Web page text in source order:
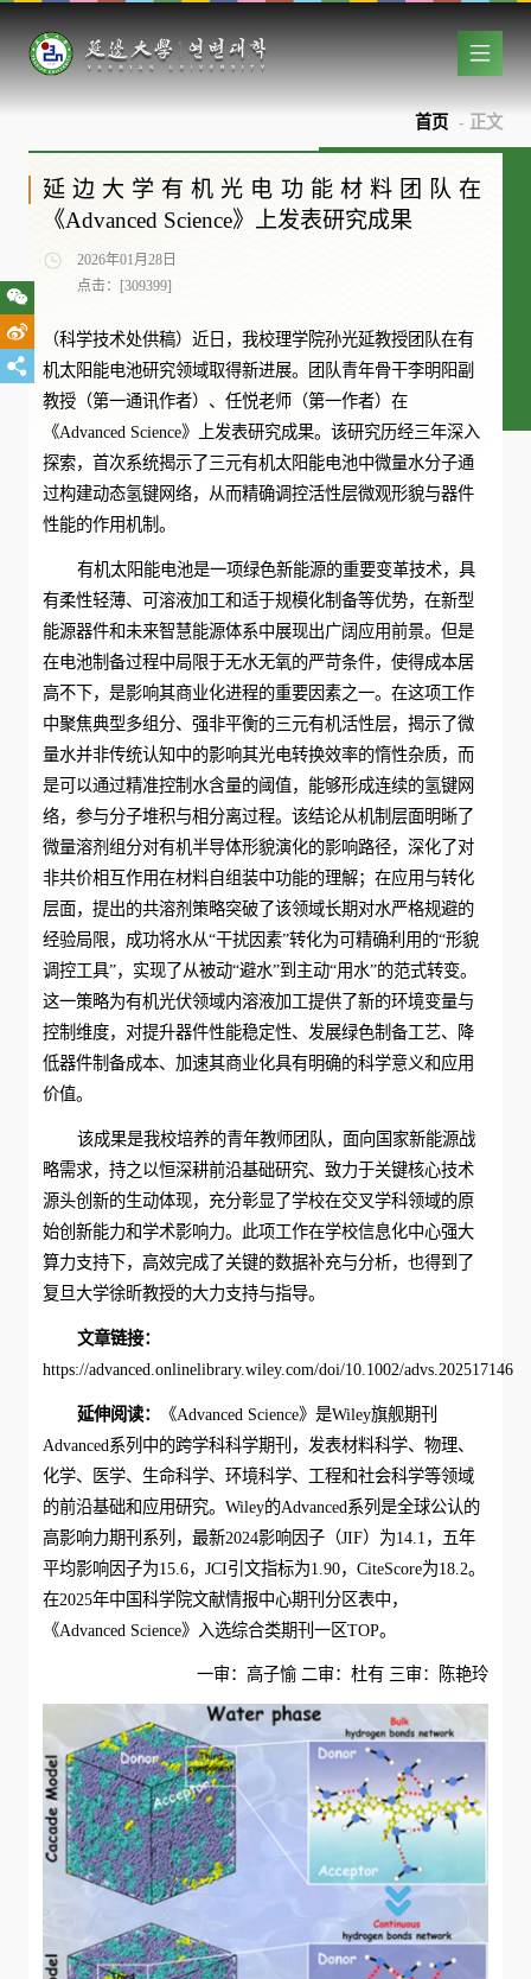
首页 - 正文
延边大学有机光电功能材料团队在
《Advanced Science》上发表研究成果
2026年01月28日
点击：[309399]
（科学技术处供稿）近日，我校理学院孙光延教授团队在有
机太阳能电池研究领域取得新进展。团队青年骨干李明阳副
教授（第一通讯作者）、任悦老师（第一作者）在
《Advanced Science》上发表研究成果。该研究历经三年深入
探索，首次系统揭示了三元有机太阳能电池中微量水分子通
过构建动态氢键网络，从而精确调控活性层微观形貌与器件
性能的作用机制。
有机太阳能电池是一项绿色新能源的重要变革技术，具
有柔性轻薄、可溶液加工和适于规模化制备等优势，在新型
能源器件和未来智慧能源体系中展现出广阔应用前景。但是
在电池制备过程中局限于无水无氧的严苛条件，使得成本居
高不下，是影响其商业化进程的重要因素之一。在这项工作
中聚焦典型多组分、强非平衡的三元有机活性层，揭示了微
量水并非传统认知中的影响其光电转换效率的惰性杂质，而
是可以通过精准控制水含量的阈值，能够形成连续的氢键网
络，参与分子堆积与相分离过程。该结论从机制层面明晰了
微量溶剂组分对有机半导体形貌演化的影响路径，深化了对
非共价相互作用在材料自组装中功能的理解；在应用与转化
层面，提出的共溶剂策略突破了该领域长期对水严格规避的
经验局限，成功将水从“干扰因素”转化为可精确利用的“形貌
调控工具”，实现了从被动“避水”到主动“用水”的范式转变。
这一策略为有机光伏领域内溶液加工提供了新的环境变量与
控制维度，对提升器件性能稳定性、发展绿色制备工艺、降
低器件制备成本、加速其商业化具有明确的科学意义和应用
价值。
该成果是我校培养的青年教师团队，面向国家新能源战
略需求，持之以恒深耕前沿基础研究、致力于关键核心技术
源头创新的生动体现，充分彰显了学校在交叉学科领域的原
始创新能力和学术影响力。此项工作在学校信息化中心强大
算力支持下，高效完成了关键的数据补充与分析，也得到了
复旦大学徐昕教授的大力支持与指导。
文章链接：
https://advanced.onlinelibrary.wiley.com/doi/10.1002/advs.202517146
延伸阅读：
《Advanced Science》是Wiley旗舰期刊
Advanced系列中的跨学科科学期刊，发表材料科学、物理、
化学、医学、生命科学、环境科学、工程和社会科学等领域
的前沿基础和应用研究。Wiley的Advanced系列是全球公认的
高影响力期刊系列，最新2024影响因子（JIF）为14.1，五年
平均影响因子为15.6，JCI引文指标为1.90，CiteScore为18.2。
在2025年中国科学院文献情报中心期刊分区表中，
《Advanced Science》入选综合类期刊一区TOP。
一审：高子愉 二审：杜有 三审：陈艳玲